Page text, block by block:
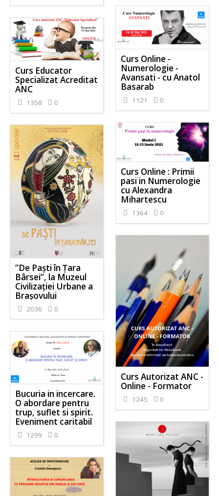
Curs Online -
Numerologie -
Avansati - cu Anatol
Basarab
1121 0
Curs Educator
Specializat Acreditat
ANC
1358 0
Curs Online : Primii
pasi in Numerologie
cu Alexandra
Mihartescu
1364 0
”De Paști în Țara
Bârsei”, la Muzeul
Civilizației Urbane a
Brașovului
2036 0
Curs Autorizat ANC -
Online - Formator
1245 0
Bucuria in incercare.
O abordare pentru
trup, suflet si spirit.
Eveniment caritabil
1299 0